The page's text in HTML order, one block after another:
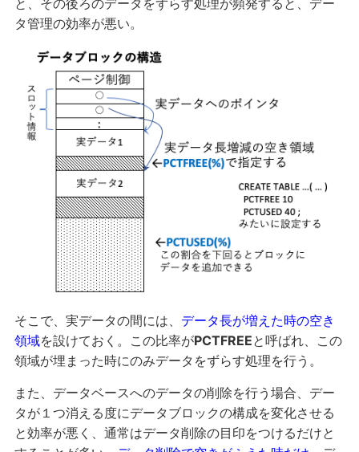
と、その後ろのデータをずらす処理が頻発すると、デー
タ管理の効率が悪い。
そこで、実データの間には、 データ長が増えた時の空き
領域を設けておく。この比率がPCTFREEと呼ばれ、この
領域が埋まった時にのみデータをずらす処理を行う。
また、データベースへのデータの削除を行う場合、デー
タが１つ消える度にデータブロックの構成を変化させる
と効率が悪く、通常はデータ削除の目印をつけるだけと